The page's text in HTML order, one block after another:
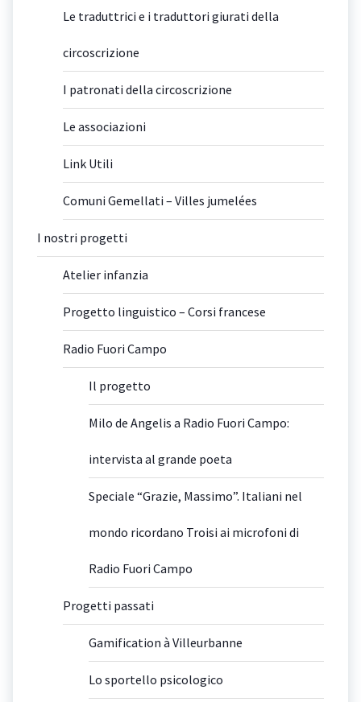
Le traduttrici e i traduttori giurati della
circoscrizione
I patronati della circoscrizione
Le associazioni
Link Utili
Comuni Gemellati – Villes jumelées
I nostri progetti
Atelier infanzia
Progetto linguistico – Corsi francese
Radio Fuori Campo
Il progetto
Milo de Angelis a Radio Fuori Campo:
intervista al grande poeta
Speciale “Grazie, Massimo”. Italiani nel
mondo ricordano Troisi ai microfoni di
Radio Fuori Campo
Progetti passati
Gamification à Villeurbanne
Lo sportello psicologico